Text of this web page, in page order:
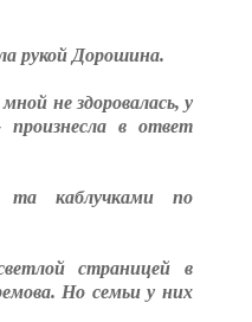
рукой Дорошина.
не здоровалась, у
в ответ
каблучками по
страницей в
Но семьи у них